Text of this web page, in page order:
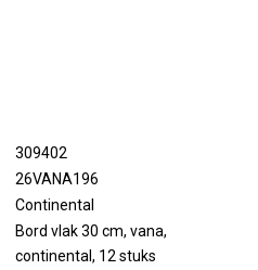
309402
26VANA196
Continental
Bord vlak 30 cm, vana,
continental, 12 stuks